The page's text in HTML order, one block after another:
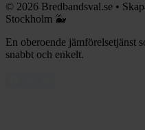
© 2026 Bredbandsval.se •
Stockholm 🐳
En oberoende jämförelsetjänst
snabbt och enkelt.